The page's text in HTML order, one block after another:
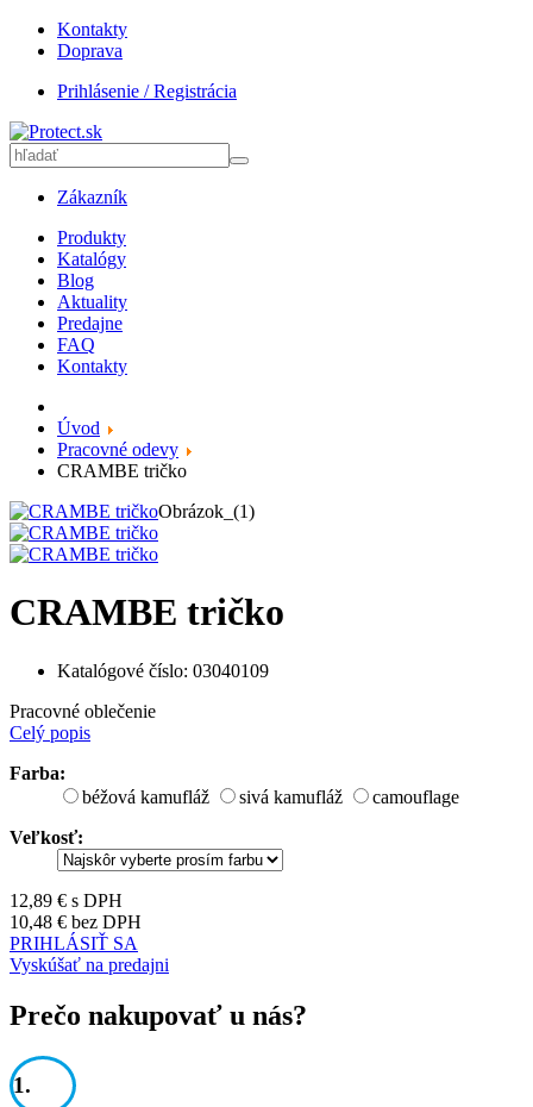
Kontakty
Doprava
Prihlásenie / Registrácia
Zákazník
Produkty
Katalógy
Blog
Aktuality
Predajne
FAQ
Kontakty
Úvod
Pracovné odevy
CRAMBE tričko
Obrázok_(1)
CRAMBE tričko
Katalógové číslo: 03040109
Pracovné oblečenie
Celý popis
Farba:
béžová kamufláž
sivá kamufláž
camouflage
Veľkosť:
12,89 € s DPH
10,48 € bez DPH
PRIHLÁSIŤ SA
Vyskúšať na predajni
Prečo nakupovať u nás?
1.